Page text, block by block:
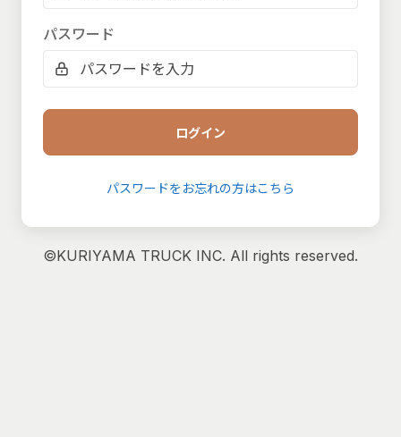
パスワード
ログイン
パスワードをお忘れの方はこちら
©KURIYAMA TRUCK INC. All rights reserved.